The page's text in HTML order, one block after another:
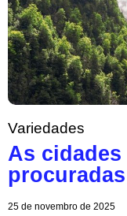
Variedades
As
25 de novembro de 2025